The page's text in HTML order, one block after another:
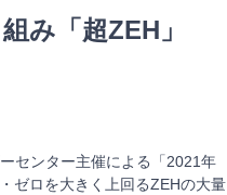
組み「超ZEH」
センター主催による「2021年
ゼロを大きく上回るZEHの大量